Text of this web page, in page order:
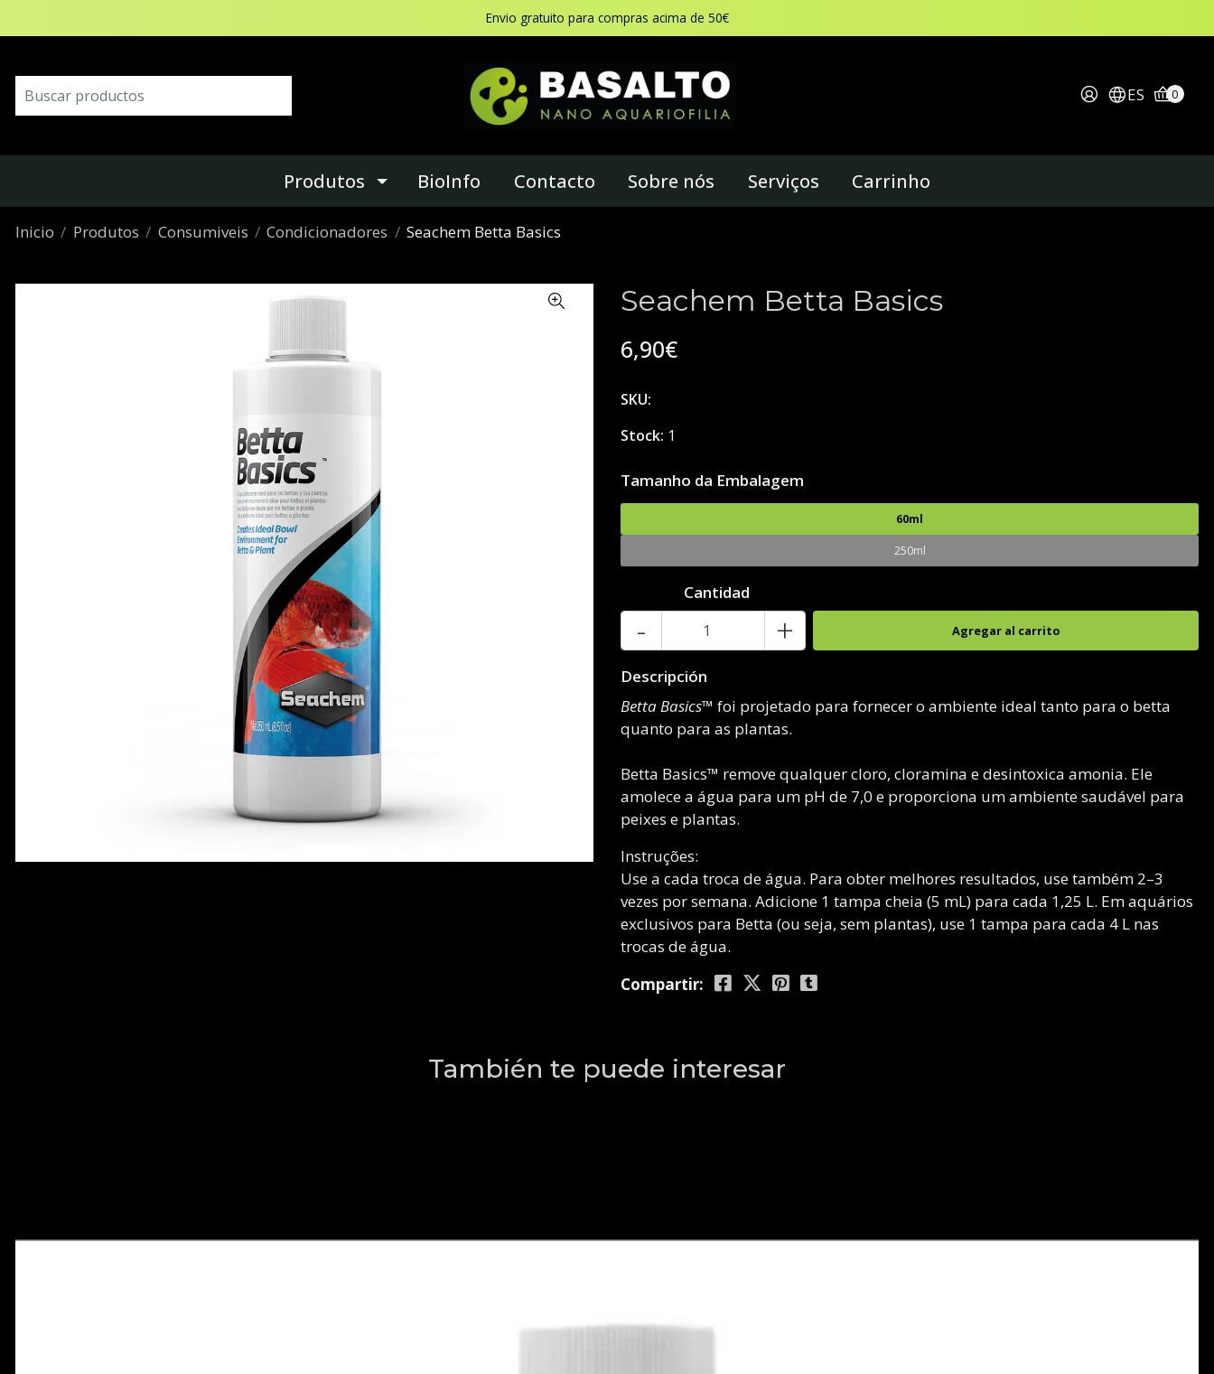
Envio gratuito para compras acima de 50€
ES 0
Produtos BioInfo Contacto Sobre nós Serviços Carrinho
Inicio Produtos Consumiveis Condicionadores Seachem Betta Basics
Seachem Betta Basics
6,90€
SKU:
Stock: 1
Tamanho da Embalagem
60ml
250ml
Cantidad
- +
Descripción
Betta Basics™ foi projetado para fornecer o ambiente ideal tanto para o betta
quanto para as plantas.
Betta Basics™ remove qualquer cloro, cloramina e desintoxica amonia. Ele
amolece a água para um pH de 7,0 e proporciona um ambiente saudável para
peixes e plantas.
Instruções:
Use a cada troca de água. Para obter melhores resultados, use também 2–3
vezes por semana. Adicione 1 tampa cheia (5 mL) para cada 1,25 L. Em aquários
exclusivos para Betta (ou seja, sem plantas), use 1 tampa para cada 4 L nas
trocas de água.
Compartir:
También te puede interesar